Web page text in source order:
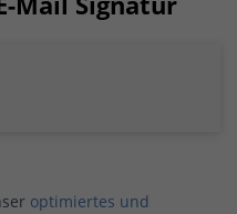
optimiertes und